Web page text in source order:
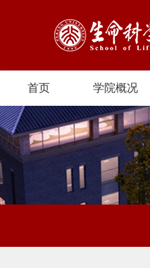
首页 学院概况